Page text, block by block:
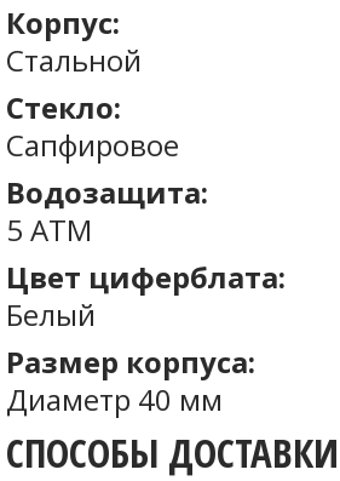
Корпус:
Стальной
Стекло:
Сапфировое
Водозащита:
5 ATM
Цвет циферблата:
Белый
Размер корпуса:
Диаметр 40 мм
СПОСОБЫ